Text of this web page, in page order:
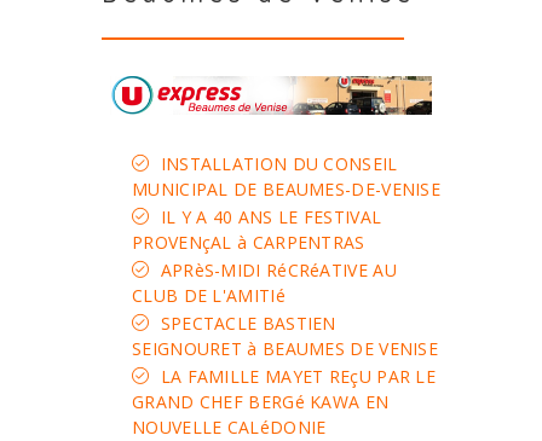
INSTALLATION DU CONSEIL
MUNICIPAL DE BEAUMES-DE-VENISE
IL Y A 40 ANS LE FESTIVAL
PROVENçAL à CARPENTRAS
APRèS-MIDI RéCRéATIVE AU
CLUB DE L'AMITIé
SPECTACLE BASTIEN
SEIGNOURET à BEAUMES DE VENISE
LA FAMILLE MAYET REçU PAR LE
GRAND CHEF BERGé KAWA EN
NOUVELLE CALéDONIE